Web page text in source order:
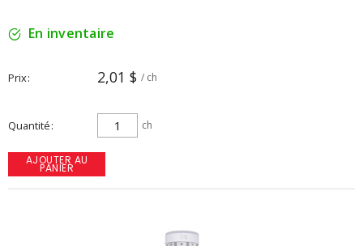
En inventaire
Prix 2,01 $ / ch
Quantité ch
AJOUTER AU
PANIER